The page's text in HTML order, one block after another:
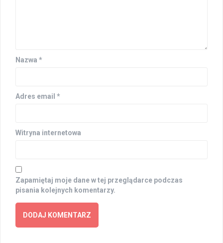
Nazwa *
Adres email *
Witryna internetowa
Zapamiętaj moje dane w tej przeglądarce podczas
pisania kolejnych komentarzy.